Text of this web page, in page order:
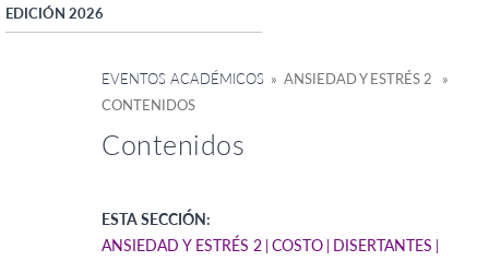
EDICIÓN 2026
EVENTOS ACADÉMICOS » ANSIEDAD Y ESTRÉS 2 »
CONTENIDOS
Contenidos
ESTA SECCIÓN:
ANSIEDAD Y ESTRÉS 2 COSTO DISERTANTES